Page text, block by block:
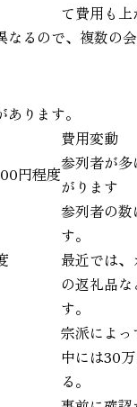
て費用も上
るので、複数の
ります。
費用変動
円程度
参列者が
がります
参列者の数
す。
最近では
の返礼品
す。
宗派によっ
中には30
る。